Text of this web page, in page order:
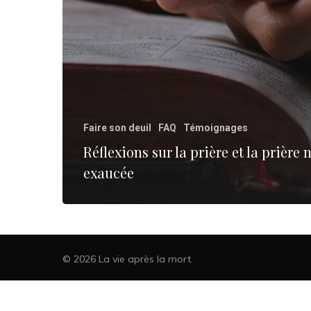
Faire son deuil FAQ Témoignages
Réflexions sur la prière et la prière
exaucée
© 2026 La vie après la mort.